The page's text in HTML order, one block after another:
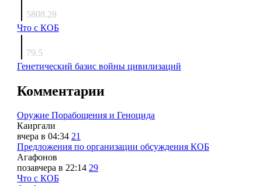
5808.28
Что с КОБ
79.5
Генетический базис войны цивилизаций
Комментарии
Оружие Порабощения и Геноцида
Каиргали
вчера в 04:34 21
Предложения по организации обсуждения КОБ
Агафонов
позавчера в 22:14 29
Что с КОБ